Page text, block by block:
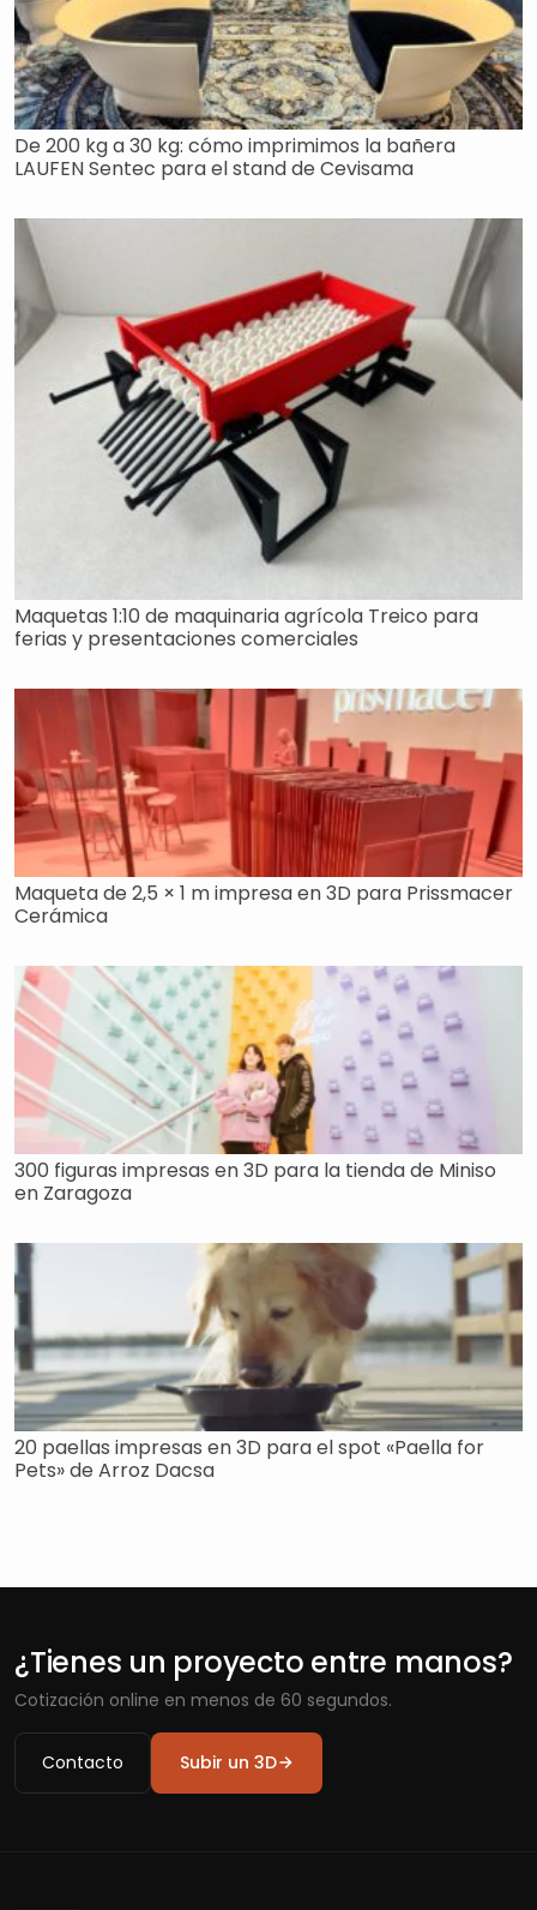
De 200 kg a 30 kg: cómo imprimimos la bañera
LAUFEN Sentec para el stand de Cevisama
Maquetas 1:10 de maquinaria agrícola Treico para
ferias y presentaciones comerciales
Maqueta de 2,5 × 1 m impresa en 3D para Prissmacer
Cerámica
300 figuras impresas en 3D para la tienda de Miniso
en Zaragoza
20 paellas impresas en 3D para el spot «Paella for
Pets» de Arroz Dacsa
¿Tienes un proyecto entre manos?
Cotización online en menos de 60 segundos.
Contacto Subir un 3D